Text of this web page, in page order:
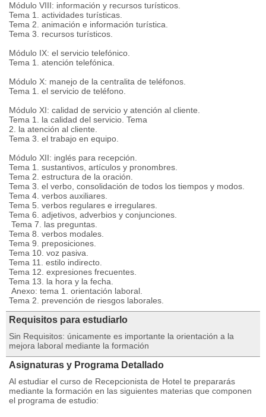
Módulo VIII: información y recursos turísticos.
Tema 1. actividades turísticas.
Tema 2. animación e información turística.
Tema 3. recursos turísticos.
Módulo IX: el servicio telefónico.
Tema 1. atención telefónica.
Módulo X: manejo de la centralita de teléfonos.
Tema 1. el servicio de teléfono.
Módulo XI: calidad de servicio y atención al cliente.
Tema 1. la calidad del servicio. Tema
2. la atención al cliente.
Tema 3. el trabajo en equipo.
Módulo XII: inglés para recepción.
Tema 1. sustantivos, artículos y pronombres.
Tema 2. estructura de la oración.
Tema 3. el verbo, consolidación de todos los tiempos y modos.
Tema 4. verbos auxiliares.
Tema 5. verbos regulares e irregulares.
Tema 6. adjetivos, adverbios y conjunciones.
Tema 7. las preguntas.
Tema 8. verbos modales.
Tema 9. preposiciones.
Tema 10. voz pasiva.
Tema 11. estilo indirecto.
Tema 12. expresiones frecuentes.
Tema 13. la hora y la fecha.
Anexo: tema 1. orientación laboral.
Tema 2. prevención de riesgos laborales.
Requisitos para estudiarlo
Sin Requisitos: únicamente es importante la orientación a la
mejora laboral mediante la formación
Asignaturas y Programa Detallado
Al estudiar el curso de Recepcionista de Hotel te prepararás
mediante la formación en las siguientes materias que componen
el programa de estudio: